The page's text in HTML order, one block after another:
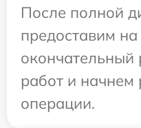
После полной
предоставим
окончательный
работ и начнем
операции.